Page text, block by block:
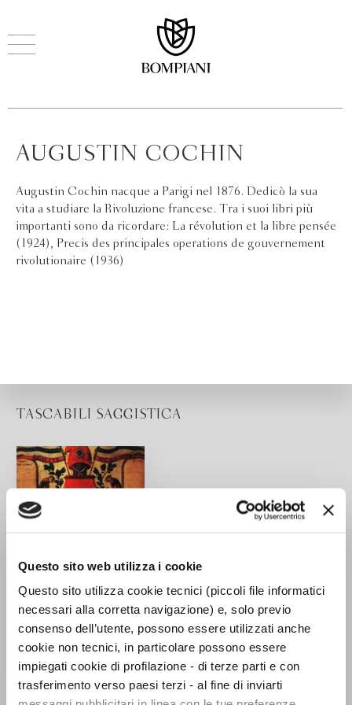
Questo sito web utilizza i cookie
Questo sito utilizza cookie tecnici (piccoli file informatici
necessari alla corretta navigazione) e, solo previo
consenso dell’utente, possono essere utilizzati anche
cookie non tecnici, in particolare possono essere
impiegati cookie di profilazione - di terze parti e con
trasferimento verso paesi terzi - al fine di inviarti
AUGUSTIN COCHIN
Augustin Cochin nacque a Parigi nel 1876. Dedicò la sua
vita a studiare la Rivoluzione francese. Tra i suoi libri più
importanti sono da ricordare: La révolution et la libre pensée
(1924), Precis des principales operations de gouvernement
rivolutionaire (1936)
TASCABILI SAGGISTICA
Lo spirito del
giacobinismo. Le